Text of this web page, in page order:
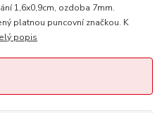
1,6x0,9cm, ozdoba 7mm.
platnou puncovní značkou. K
popis